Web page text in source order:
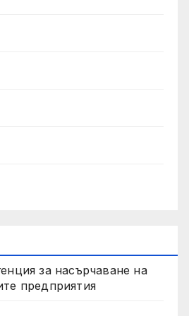
за насърчаване на
предприятия